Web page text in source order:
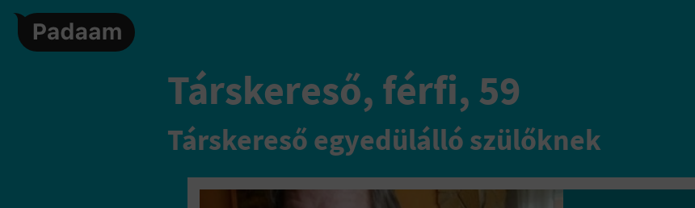
Társkereső, férfi, 59
Társkereső egyedülálló szülőknek